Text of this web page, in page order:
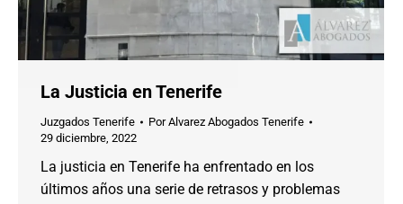
La Justicia en Tenerife
Juzgados Tenerife PorAlvarez Abogados Tenerife
29 diciembre, 2022
La justicia en Tenerife ha enfrentado en los
últimos años una serie de retrasos y problemas